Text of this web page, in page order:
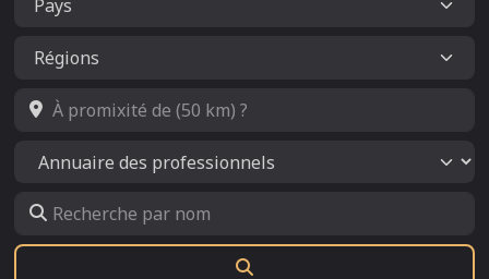
À promixité de (50 km) ?
Select search type
Recherche par nom